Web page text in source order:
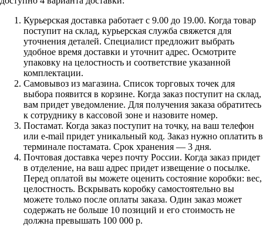
Курьерская доставка работает с 9.00 до 19.00. Когда товар
поступит на склад, курьерская служба свяжется для
уточнения деталей. Специалист предложит выбрать
удобное время доставки и уточнит адрес. Осмотрите
упаковку на целостность и соответствие указанной
комплектации.
Самовывоз из магазина. Список торговых точек для
выбора появится в корзине. Когда заказ поступит на склад,
вам придет уведомление. Для получения заказа обратитесь
к сотруднику в кассовой зоне и назовите номер.
Постамат. Когда заказ поступит на точку, на ваш телефон
или e-mail придет уникальный код. Заказ нужно оплатить в
терминале постамата. Срок хранения — 3 дня.
Почтовая доставка через почту России. Когда заказ придет
в отделение, на ваш адрес придет извещение о посылке.
Перед оплатой вы можете оценить состояние коробки: вес,
целостность. Вскрывать коробку самостоятельно вы
можете только после оплаты заказа. Один заказ может
содержать не больше 10 позиций и его стоимость не
должна превышать 100 000 р.